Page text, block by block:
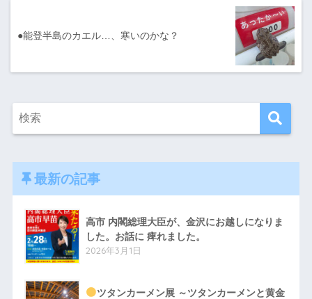
●能登半島のカエル…、寒いのかな？
最新の記事
高市 内閣総理大臣が、金沢にお越しになりま
した。お話に 痺れました。
2026年3月1日
ツタンカーメン展 ～ツタンカーメンと黄金